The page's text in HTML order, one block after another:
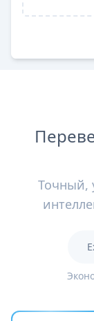
Точный,